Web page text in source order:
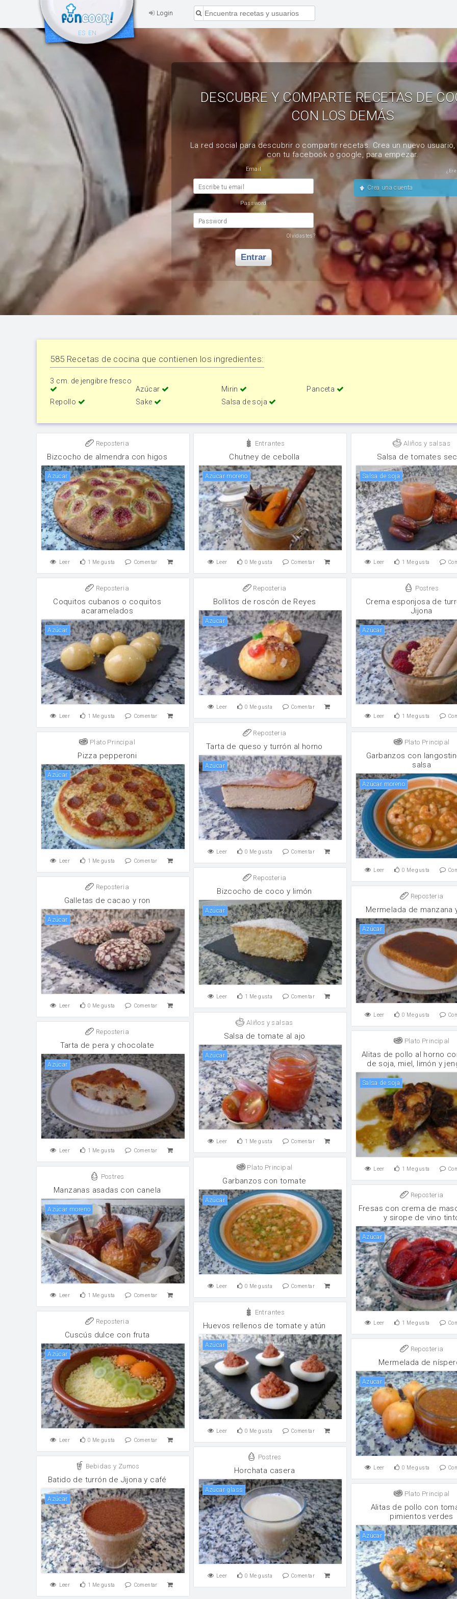
Login
ES EN
DESCUBRE Y COMPARTE RECETAS DE
CON LOS DEMÁS
La red social para descubrir o compartir recetas. Crea un nuevo
con tu facebook o google, para empezar.
Email
Escribe tu email
Password
Password
Olvidastes?
Entrar
Crea una cuenta
585 Recetas de cocina que contienen los ingredientes:
3 cm. de jengibre fresco
Azúcar
Mirin
Panceta
Repollo
Sake Salsa de soja
Reposteria
Bizcocho de almendra con higos
Azúcar
Leer 1 Me gusta Comentar
Entrantes
Chutney de cebolla
Azúcar moreno
Leer 0 Me gusta Comentar
Aliños y salsas
Salsa de tomates
salsa de soja
Leer 1 Me gusta
Reposteria
Coquitos cubanos o coquitos
acaramelados
Azúcar
Leer 1 Me gusta Comentar
Reposteria
Bollitos de roscón de Reyes
Azúcar
Leer 0 Me gusta Comentar
Postres
Crema esponjosa de
Jijona
Azúcar
Leer 1 Me gusta
Reposteria
Tarta de queso y turrón al horno
Azúcar
Leer 0 Me gusta Comentar
Plato Principal
Pizza pepperoni
Azúcar
Leer 1 Me gusta Comentar
Plato Principal
Garbanzos con
salsa
Azúcar moreno
Leer 0 Me gusta
Reposteria
Bizcocho de coco y limón
Azúcar
Leer 1 Me gusta Comentar
Reposteria
Galletas de cacao y ron
Azúcar
Leer 0 Me gusta Comentar
Reposteria
Mermelada de manzana
Azúcar
Leer 0 Me gusta
Aliños y salsas
Salsa de tomate al ajo
Azúcar
Leer 1 Me gusta Comentar
Reposteria
Tarta de pera y chocolate
Azúcar
Leer 1 Me gusta Comentar
Plato Principal
Alitas de pollo al horno
de soja, miel, limón y
salsa de soja
Leer 1 Me gusta
Plato Principal
Garbanzos con tomate
Azúcar
Leer 0 Me gusta Comentar
Postres
Manzanas asadas con canela
Azúcar moreno
Leer 1 Me gusta Comentar
Reposteria
Fresas con crema de
y sirope de vino
Azúcar
Leer 1 Me gusta
Entrantes
Huevos rellenos de tomate y atún
Azúcar
Leer 0 Me gusta Comentar
Reposteria
Cuscús dulce con fruta
Azúcar
Leer 0 Me gusta Comentar
Reposteria
Mermelada de
Azúcar
Leer 0 Me gusta
Postres
Horchata casera
Azúcar glass
Leer 0 Me gusta Comentar
Bebidas y Zumos
Batido de turrón de Jijona y café
Azúcar
Leer 1 Me gusta Comentar
Plato Principal
Alitas de pollo con
pimientos verdes
Azúcar